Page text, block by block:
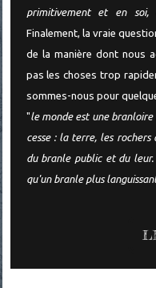
primitivement et en
Finalement, la vraie
de la manière dont nous
pas les choses trop
sommes-nous pour
"le monde est une branloire
cesse : la terre, les rochers
du branle public et du leur.
qu'un branle plus